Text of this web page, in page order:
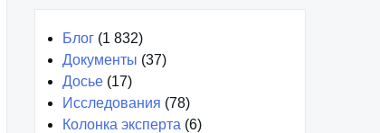
Блог (1 832)
Документы (37)
Досье (17)
Исследования (78)
Колонка эксперта (6)